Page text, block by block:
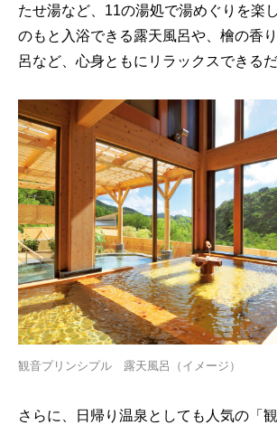
たせ湯など、11の湯処で湯めぐりを楽
のもと入浴できる露天風呂や、檜の香
呂など、心身ともにリラックスできるだ
観音プリンシプル 露天風呂（イメージ）
さらに、日帰り温泉としても人気の「